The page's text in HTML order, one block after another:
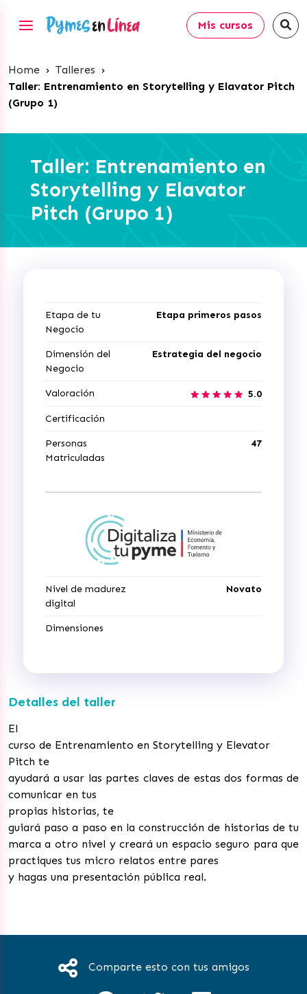
Mis cursos
Home › Talleres ›
Taller: Entrenamiento en Storytelling y Elavator Pitch
(Grupo 1)
Taller: Entrenamiento en
Storytelling y Elavator
Pitch (Grupo 1)
Etapa de tu
Negocio
Etapa primeros pasos
Dimensión del
Negocio
Estrategia del negocio
Valoración 5.0
Certificación
Personas
Matriculadas
47
Nivel de madurez
digital
Novato
Dimensiones
Detalles del taller
El
curso de Entrenamiento en Storytelling y Elevator
Pitch te
ayudará a usar las partes claves de estas dos formas de
comunicar en tus
propias historias, te
guiará paso a paso en la construcción de historias de tu
marca a otro nivel y creará un espacio seguro para que
practiques tus micro relatos entre pares
y hagas una presentación pública real.
Comparte esto con tus amigos